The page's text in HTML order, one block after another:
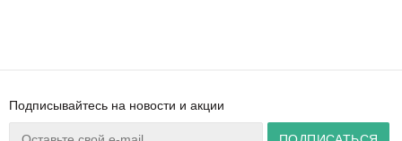
Подписывайтесь на новости и акции